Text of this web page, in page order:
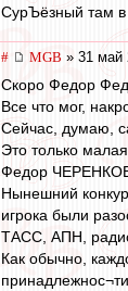
СурЪёзный там в
# MGB » 31 май
Скоро Федор
Все что мог,
Сейчас, думаю,
Это только
Федор
Нынешний
игрока были
ТАСС, АПН, радио
Как обычно,